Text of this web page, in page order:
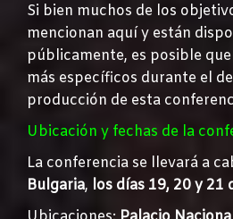
Si bien muchos de los
mencionan aquí y están
públicamente, es posible
más específicos durante el
producción de esta
Ubicación y fechas de la
La conferencia se llevará a
Bulgaria, los días 19, 20 y 21